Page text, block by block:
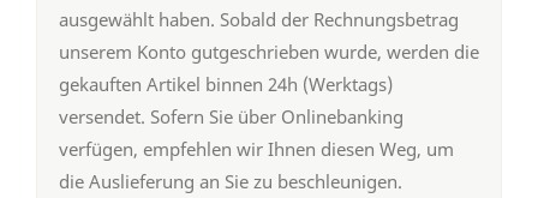
ausgewählt haben. Sobald der Rechnungsbetrag
unserem Konto gutgeschrieben wurde, werden die
gekauften Artikel binnen 24h (Werktags)
versendet. Sofern Sie über Onlinebanking
verfügen, empfehlen wir Ihnen diesen Weg, um
die Auslieferung an Sie zu beschleunigen.